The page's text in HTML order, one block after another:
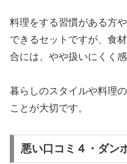
料理をする習慣がある方
できるセットですが、食
合には、やや扱いにくく
暮らしのスタイルや料理
ことが大切です。
悪い口コミ４・ダン